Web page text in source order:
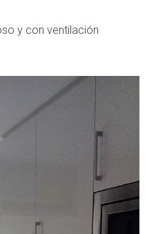
y con ventilación